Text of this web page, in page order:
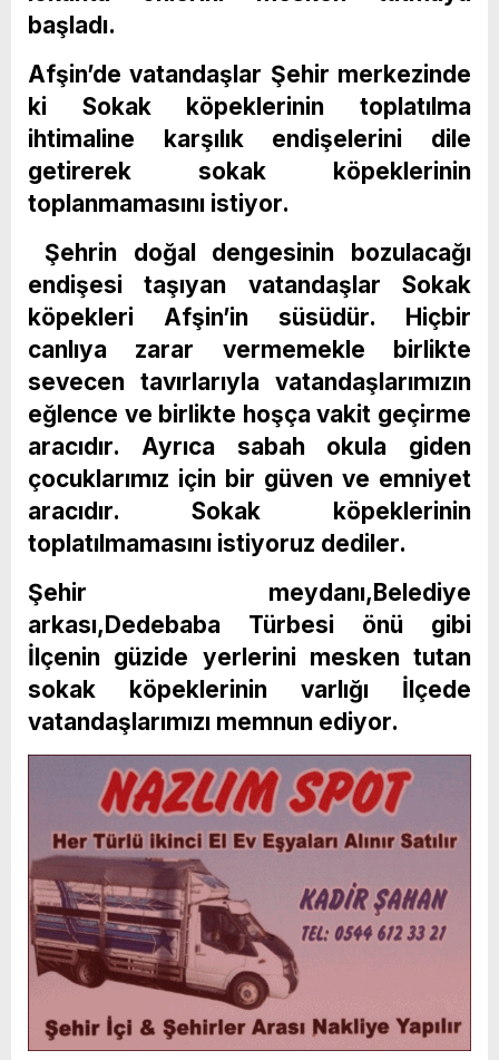
başladı.
Afşin’de vatandaşlar Şehir merkezinde
ki Sokak köpeklerinin toplatılma
ihtimaline karşılık endişelerini dile
getirerek sokak köpeklerinin
toplanmamasını istiyor.
Şehrin doğal dengesinin bozulacağı
endişesi taşıyan vatandaşlar Sokak
köpekleri Afşin’in süsüdür. Hiçbir
canlıya zarar vermemekle birlikte
sevecen tavırlarıyla vatandaşlarımızın
eğlence ve birlikte hoşça vakit geçirme
aracıdır. Ayrıca sabah okula giden
çocuklarımız için bir güven ve emniyet
aracıdır. Sokak köpeklerinin
toplatılmamasını istiyoruz dediler.
Şehir meydanı,Belediye
arkası,Dedebaba Türbesi önü gibi
İlçenin güzide yerlerini mesken tutan
sokak köpeklerinin varlığı İlçede
vatandaşlarımızı memnun ediyor.